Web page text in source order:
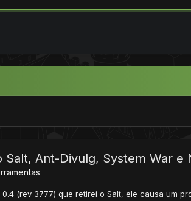
Salt, Ant-Divulg, System War e
(rev 3777) que retirei o Salt, ele causa um